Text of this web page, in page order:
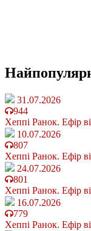
31.07.2026
944
Хеппі Ранок. Ефір
10.07.2026
807
Хеппі Ранок. Ефір
24.07.2026
801
Хеппі Ранок. Ефір
16.07.2026
779
Хеппі Ранок. Ефір